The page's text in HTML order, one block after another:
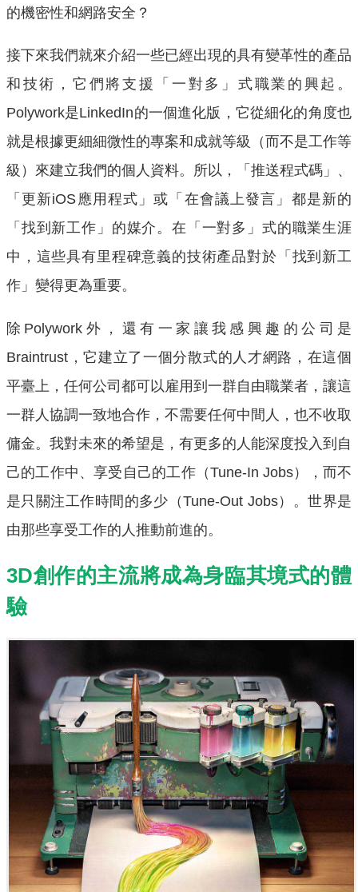
的機密性和網路安全？
接下來我們就來介紹一些已經出現的具有變革性的產品
和技術，它們將支援「一對多」式職業的興起。
Polywork是LinkedIn的一個進化版，它從細化的角度也
就是根據更細細微性的專案和成就等級（而不是工作等
級）來建立我們的個人資料。所以，「推送程式碼」、
「更新iOS應用程式」或「在會議上發言」都是新的
「找到新工作」的媒介。在「一對多」式的職業生涯
中，這些具有里程碑意義的技術產品對於「找到新工
作」變得更為重要。
除Polywork外，還有一家讓我感興趣的公司是
Braintrust，它建立了一個分散式的人才網路，在這個
平臺上，任何公司都可以雇用到一群自由職業者，讓這
一群人協調一致地合作，不需要任何中間人，也不收取
傭金。我對未來的希望是，有更多的人能深度投入到自
己的工作中、享受自己的工作（Tune-In Jobs），而不
是只關注工作時間的多少（Tune-Out Jobs）。世界是
由那些享受工作的人推動前進的。
3D創作的主流將成為身臨其境式的體
驗